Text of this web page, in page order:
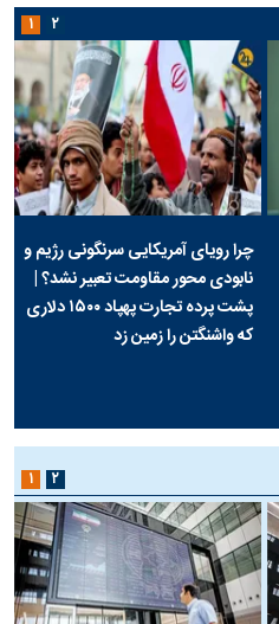
چرا رویای آمریکایی سرنگونی رژیم و
نابودی محور مقاومت تعبیر نشد؟ |
پشت پرده تجارت پهپاد‌ ۱۵۰۰ دلاری
که واشنگتن را زمین زد
۱ ۲
۱ ۲